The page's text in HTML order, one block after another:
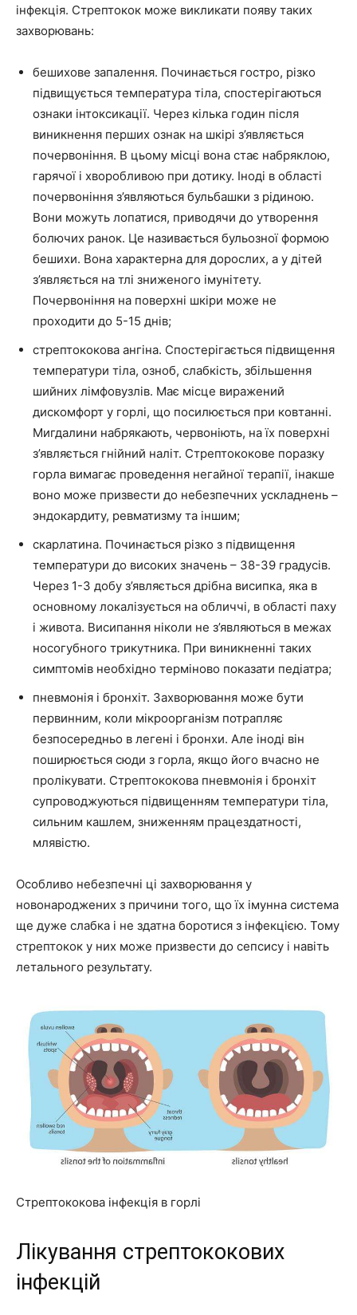
інфекція. Стрептокок може викликати появу таких
захворювань:
бешихове запалення. Починається гостро, різко
підвищується температура тіла, спостерігаються
ознаки інтоксикації. Через кілька годин після
виникнення перших ознак на шкірі з’являється
почервоніння. В цьому місці вона стає набряклою,
гарячої і хворобливою при дотику. Іноді в області
почервоніння з’являються бульбашки з рідиною.
Вони можуть лопатися, приводячи до утворення
болючих ранок. Це називається бульозної формою
бешихи. Вона характерна для дорослих, а у дітей
з’являється на тлі зниженого імунітету.
Почервоніння на поверхні шкіри може не
проходити до 5-15 днів;
стрептококова ангіна. Спостерігається підвищення
температури тіла, озноб, слабкість, збільшення
шийних лімфовузлів. Має місце виражений
дискомфорт у горлі, що посилюється при ковтанні.
Мигдалини набрякають, червоніють, на їх поверхні
з’являється гнійний наліт. Стрептококове поразку
горла вимагає проведення негайної терапії, інакше
воно може призвести до небезпечних ускладнень –
эндокардиту, ревматизму та іншим;
скарлатина. Починається різко з підвищення
температури до високих значень – 38-39 градусів.
Через 1-3 добу з’являється дрібна висипка, яка в
основному локалізується на обличчі, в області паху
і живота. Висипання ніколи не з’являються в межах
носогубного трикутника. При виникненні таких
симптомів необхідно терміново показати педіатра;
пневмонія і бронхіт. Захворювання може бути
первинним, коли мікроорганізм потрапляє
безпосередньо в легені і бронхи. Але іноді він
поширюється сюди з горла, якщо його вчасно не
пролікувати. Стрептококова пневмонія і бронхіт
супроводжуються підвищенням температури тіла,
сильним кашлем, зниженням працездатності,
млявістю.
Особливо небезпечні ці захворювання у
новонароджених з причини того, що їх імунна система
ще дуже слабка і не здатна боротися з інфекцією. Тому
стрептокок у них може призвести до сепсису і навіть
летального результату.
Стрептококова інфекція в горлі
Лікування стрептококових
інфекцій